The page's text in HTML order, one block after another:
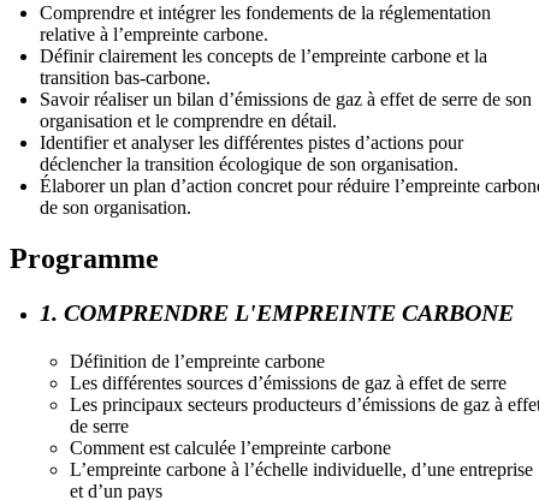
Comprendre et intégrer les fondements de la réglementation
relative à l’empreinte carbone.
Définir clairement les concepts de l’empreinte carbone et la
transition bas-carbone.
Savoir réaliser un bilan d’émissions de gaz à effet de serre de son
organisation et le comprendre en détail.
Identifier et analyser les différentes pistes d’actions pour
déclencher la transition écologique de son organisation.
Élaborer un plan d’action concret pour réduire l’empreinte
de son organisation.
Programme
1. COMPRENDRE L'EMPREINTE CARBONE
Définition de l’empreinte carbone
Les différentes sources d’émissions de gaz à effet de serre
Les principaux secteurs producteurs d’émissions de gaz à
de serre
Comment est calculée l’empreinte carbone
L’empreinte carbone à l’échelle individuelle, d’une entreprise
et d’un pays